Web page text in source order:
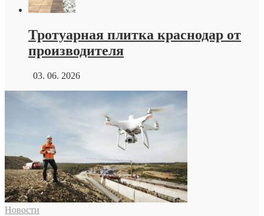
Тротуарная плитка краснодар от
производителя
03. 06. 2026
Новости